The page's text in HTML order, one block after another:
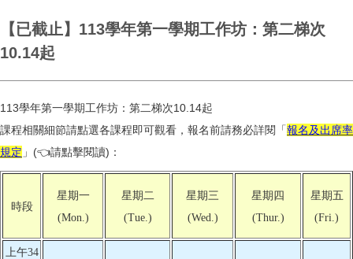
【已截止】113學年第一學期工作坊：第二梯次
10.14起
113學年第一學期工作坊：第二梯次10.14起
課程相關細節請點選各課程即可觀看，報名前請務必詳閱「報名及出席率
規定 」(👈請點擊閱讀)：
時段
星期一
(Mon.)
星期二
(Tue.)
星期三
(Wed.)
星期四
(Thur.)
星期五
(Fri.)
上午34